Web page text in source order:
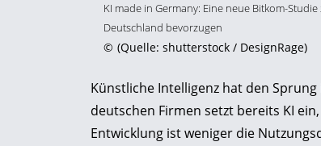
KI made in Germany: Eine neue Bitkom-
Deutschland bevorzugen
© (Quelle: shutterstock / DesignRage)
Künstliche Intelligenz hat den
deutschen Firmen setzt bereits KI
Entwicklung ist weniger die